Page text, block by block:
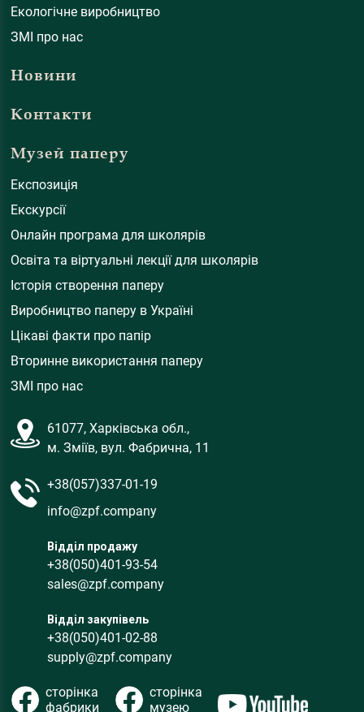
Екологічне виробництво
ЗМІ про нас
Новини
Контакти
Музей паперу
Експозиція
Екскурсії
Онлайн програма для школярів
Освіта та віртуальні лекції для школярів
Історія створення паперу
Виробництво паперу в Україні
Цікаві факти про папір
Вторинне використання паперу
ЗМІ про нас
61077, Харківська обл.,
м. Зміїв, вул. Фабрична, 11
+38(057)337-01-19
info@zpf.company
Відділ продажу
+38(050)401-93-54
sales@zpf.company
Відділ закупівель
+38(050)401-02-88
supply@zpf.company
сторінка
фабрики
сторінка
музею